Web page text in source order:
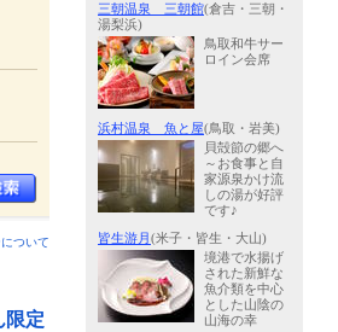
ついて
定
三朝温泉 三朝館(倉吉・三朝・
湯梨浜)
鳥取和牛サー
ロイン会席
浜村温泉 魚と屋(鳥取・岩美)
貝殻節の郷へ
～お食事と自
家源泉かけ流
しの湯が好評
です♪
皆生游月(米子・皆生・大山)
境港で水揚げ
された新鮮な
魚介類を中心
とした山陰の
山海の幸